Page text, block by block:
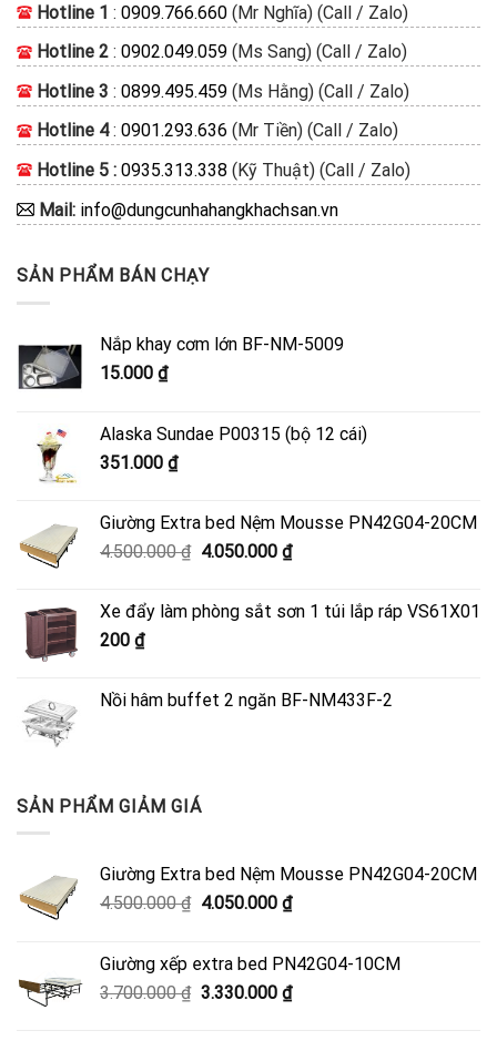
Hotline 1 : 0909.766.660 (Mr Nghĩa) (Call / Zalo)
Hotline 2 : 0902.049.059 (Ms Sang) (Call / Zalo)
Hotline 3 : 0899.495.459 (Ms Hằng) (Call / Zalo)
Hotline 4: 0901.293.636 (Mr Tiền) (Call / Zalo)
Hotline 5 : 0935.313.338 (Kỹ Thuật) (Call / Zalo)
Mail: info@dungcunhahangkhachsan.vn
SẢN PHẨM BÁN CHẠY
Nắp khay cơm lớn BF-NM-5009
15.000 ₫
Alaska Sundae P00315 (bộ 12 cái)
351.000 ₫
Giường Extra bed Nệm Mousse PN42G04-20CM
4.500.000₫ Giá
4.500.000 ₫.
4.050.000 ₫Giá
là:
Xe đẩy làm phòng sắt sơn 1 túi lắp ráp VS61X01
200 ₫
Nồi hâm buffet 2 ngăn BF-NM433F-2
SẢN PHẨM GIẢM GIÁ
Giường Extra bed Nệm Mousse PN42G04-20CM
4.500.000₫ Giá
4.500.000 ₫.
4.050.000 ₫Giá
là:
4.050.000 ₫.
Giường xếp extra bed PN42G04-10CM
3.700.000₫ Giá
3.330.000 ₫Giá